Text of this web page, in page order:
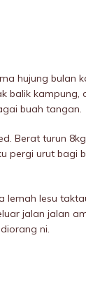
hujung bulan
balik kampung,
buah tangan.
Berat turun
pergi urut bagi
lemah lesu
jalan jalan
ni.